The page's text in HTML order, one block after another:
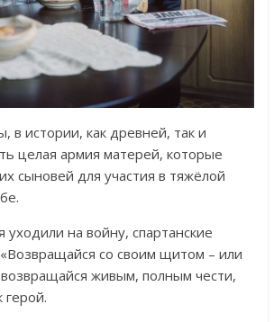
в истории, как древней, так и
целая армия матерей, которые
сыновей для участия в тяжёлой
уходили на войну, спартанские
со своим щитом – или
живым, полным чести,
герой.